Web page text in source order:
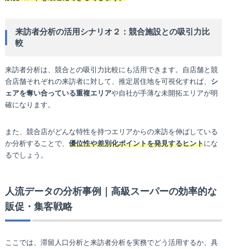
来訪者分析の活用シナリオ２：競合施設との吸引力比
較
来訪者分析は、競合との吸引力比較にも活用できます。自店舗と競
合店舗それぞれの来訪者に対して、推定居住地を可視化すれば、 シ
ェアを奪い合っている重複エリアや自社が手薄な未開拓エリアが明
確になります。
また、競合店がどんな特性を持つエリアからの来訪を伸ばしている
か分析することで、 優位性や差別化ポイントを発見するヒントにな
るでしょう。
人流データの分析事例｜高級スーパーの効率的な
販促・集客戦略
ここでは、滞留人口分析と来訪者分析を実務でどう活用するか、具